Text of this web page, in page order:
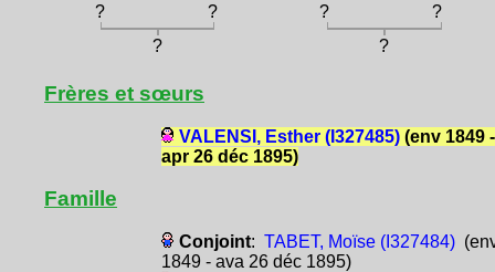
? ? ?
?
?
?
Frères et sœurs
VALENSI, Esther (I327485)(env 1849 -
apr 26 déc 1895)
Famille
Conjoint: TABET, Moïse (I327484)
1849 - ava 26 déc 1895)